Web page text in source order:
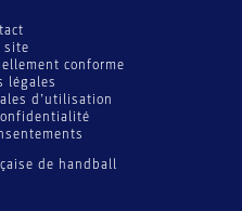
de handball
site
conforme
légales
d’utilisation